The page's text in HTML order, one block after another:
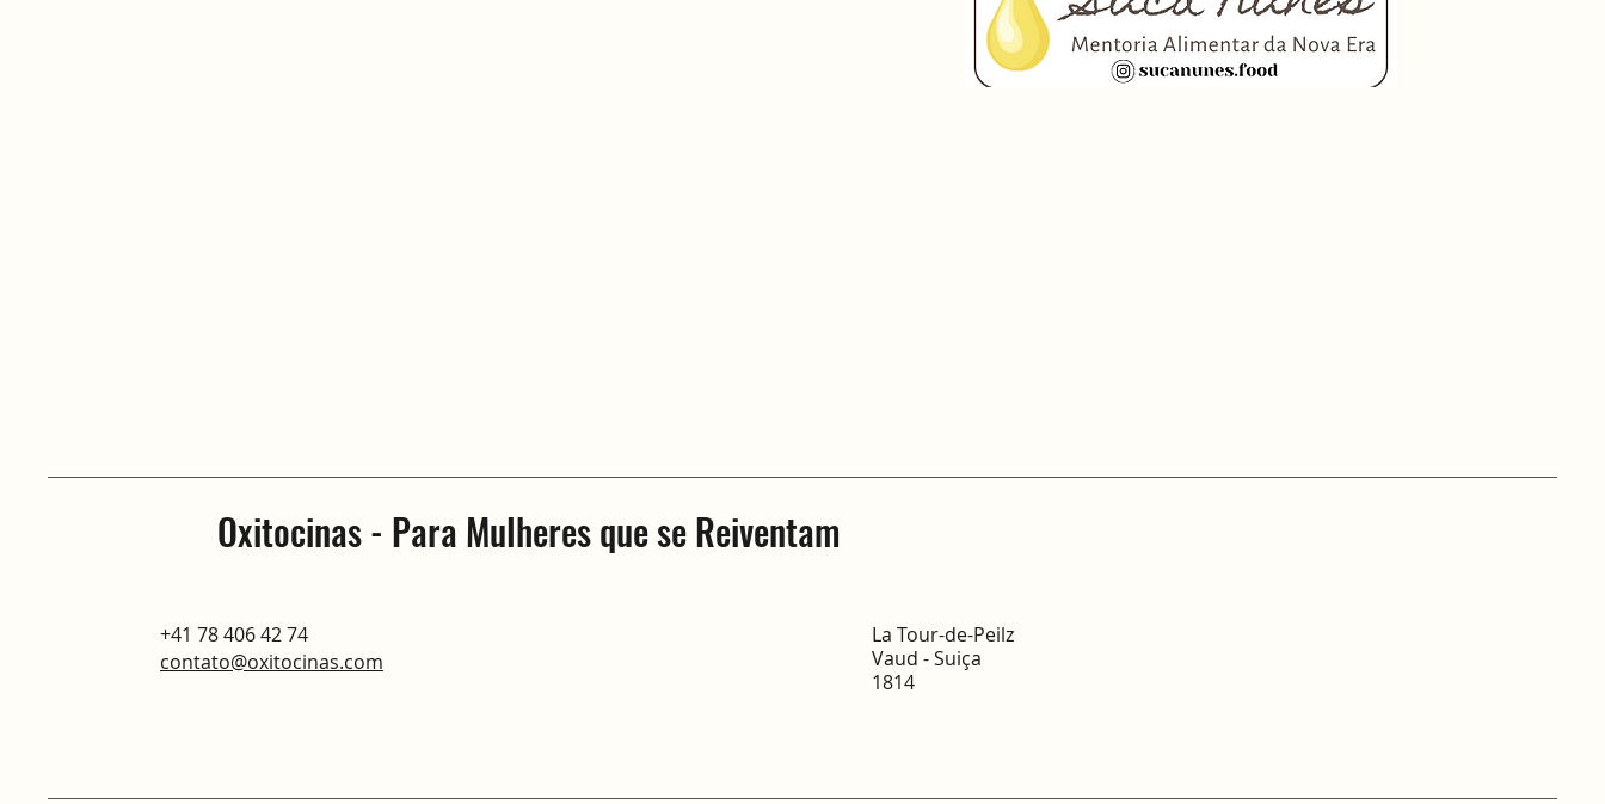
Oxitocinas - Para Mulheres que se Reiventam
+41 78 406 42 74
contato@oxitocinas.com
La Tour-de-Peilz
Vaud - Suiça
1814